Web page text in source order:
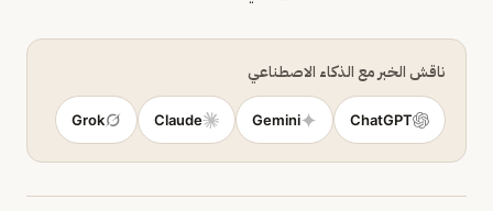
ناقش الخبر مع الذكاء الاصطناعي
ChatGPT
Gemini
Claude
Grok